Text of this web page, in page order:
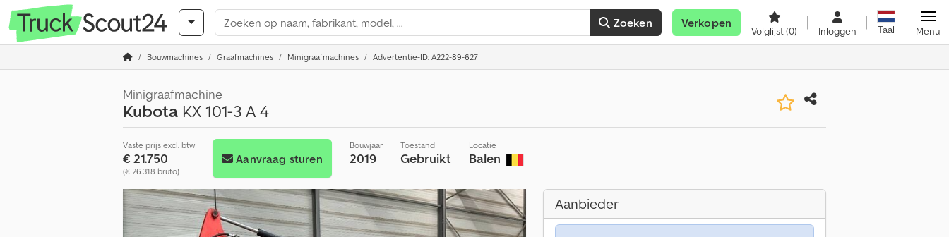
Zoeken Verkopen
Volglijst(0) Inloggen Taal Menu
Bouwmachines Graafmachines Minigraafmachines Advertentie-ID: A222-89-627
Minigraafmachine
Kubota KX 101-3 A 4
Vaste prijs excl. btw
€ 21.750
(€ 26.318 bruto)
Aanvraag sturen
Bouwjaar
2019
Toestand
Gebruikt
Locatie
Balen
Aanbieder